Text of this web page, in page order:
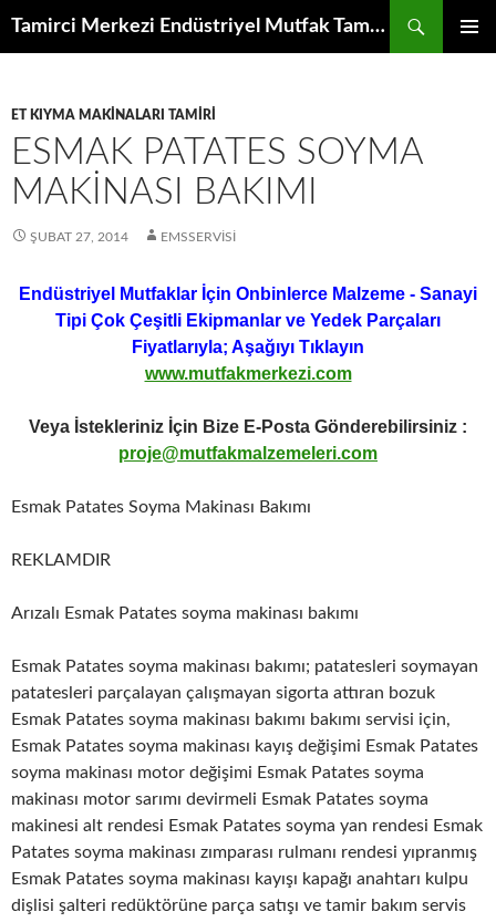
Tamirci Merkezi Endüstriyel Mutfak Tamiri Periyodik Bakımı Servisi
ET KIYMA MAKINALARI TAMIRI
ESMAK PATATES SOYMA
MAKINASI BAKIMI
ŞUBAT 27, 2014 EMSSERVISI
Endüstriyel Mutfaklar İçin Onbinlerce Malzeme - Sanayi
Tipi Çok Çeşitli Ekipmanlar ve Yedek Parçaları
Fiyatlarıyla; Aşağıyı Tıklayın
www.mutfakmerkezi.com
Veya İstekleriniz İçin Bize E-Posta Gönderebilirsiniz :
proje@mutfakmalzemeleri.com
Esmak Patates Soyma Makinası Bakımı
REKLAMDIR
Arızalı Esmak Patates soyma makinası bakımı
Esmak Patates soyma makinası bakımı; patatesleri soymayan
patatesleri parçalayan çalışmayan sigorta attıran bozuk
Esmak Patates soyma makinası bakımı bakımı servisi için,
Esmak Patates soyma makinası kayış değişimi Esmak Patates
soyma makinası motor değişimi Esmak Patates soyma
makinası motor sarımı devirmeli Esmak Patates soyma
makinesi alt rendesi Esmak Patates soyma yan rendesi Esmak
Patates soyma makinası zımparası rulmanı rendesi yıpranmış
Esmak Patates soyma makinası kayışı kapağı anahtarı kulpu
dişlisi şalteri redüktörüne parça satışı ve tamir bakım servis